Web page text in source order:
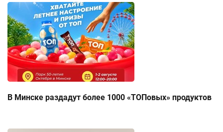
В Минске раздадут более 1000 «ТОПовых» продуктов